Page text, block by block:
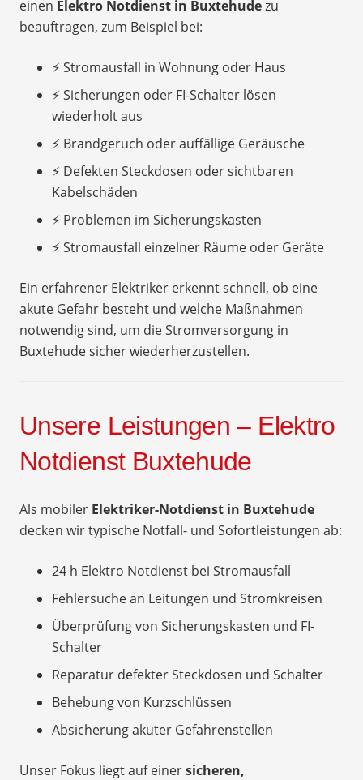
einen Elektro Notdienst in Buxtehudezu
beauftragen, zum Beispiel bei:
⚡ Stromausfall in Wohnung oder Haus
⚡ Sicherungen oder FI-Schalter lösen
wiederholt aus
⚡ Brandgeruch oder auffällige Geräusche
⚡ Defekten Steckdosen oder sichtbaren
Kabelschäden
⚡ Problemen im Sicherungskasten
⚡ Stromausfall einzelner Räume oder Geräte
Ein erfahrener Elektriker erkennt schnell, ob eine
akute Gefahr besteht und welche Maßnahmen
notwendig sind, um die Stromversorgung in
Buxtehude sicher wiederherzustellen.
Unsere Leistungen – Elektro
Notdienst Buxtehude
Als mobiler Elektriker-Notdienst in Buxtehude
decken wir typische Notfall- und Sofortleistungen ab:
24 h Elektro Notdienst bei Stromausfall
Fehlersuche an Leitungen und Stromkreisen
Überprüfung von Sicherungskasten und FI-
Schalter
Reparatur defekter Steckdosen und Schalter
Behebung von Kurzschlüssen
Absicherung akuter Gefahrenstellen
Unser Fokus liegt auf einersicheren,